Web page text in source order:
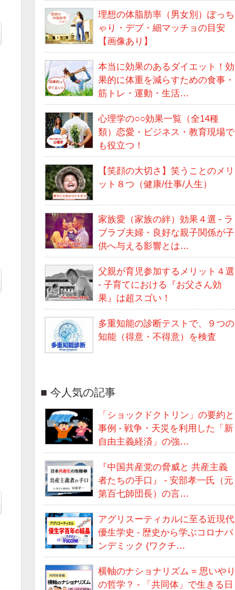
理想の体脂肪率（男女別）ぽっち
ゃり・デブ・細マッチョの目安
【画像あり】
本当に効果のあるダイエット！効
果的に体重を減らすための食事・
筋トレ・運動・生活…
心理学の○○効果一覧（全14種
類）恋愛・ビジネス・教育現場で
も役立つ！
【笑顔の大切さ】笑うことのメリ
ット８つ（健康/仕事/人生）
家族愛（家族の絆）効果４選 - ラ
ブラブ夫婦・良好な親子関係が子
供へ与える影響とは…
父親が育児参加するメリット４選
- 子育てにおける『お父さん効
果』は超スゴい！
多重知能の診断テストで、９つの
知能（得意・不得意）を検査
今人気の記事
「ショックドクトリン」の要約と
事例 - 戦争・天災を利用した「新
自由主義経済」の強…
『中国共産党の脅威と 共産主義
者たちの手口』 - 安部孝一氏（元
第百七師団長）の言…
アグリスーティカルに至る近現代
優生学史 - 歴史から学ぶコロナパ
ンデミック (ワクチ…
横軸のナショナリズム = 思いやり
の哲学？ - 「共同体」で生きる日